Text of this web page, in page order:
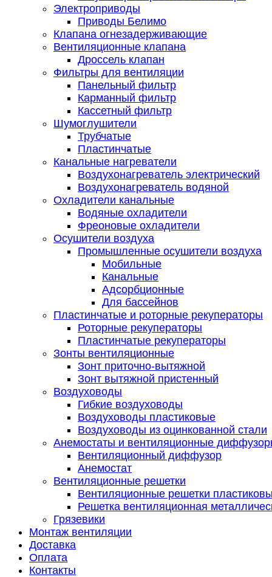
Электроприводы
Приводы Белимо
Клапана огнезадерживающие
Вентиляционные клапана
Дроссель клапан
Фильтры для вентиляции
Панельный фильтр
Карманный фильтр
Кассетный фильтр
Шумоглушители
Трубчатые
Пластинчатые
Канальные нагреватели
Воздухонагреватель электрический
Воздухонагреватель водяной
Охладители канальные
Водяные охладители
Фреоновые охладители
Осушители воздуха
Промышленные осушители воздуха
Мобильные
Канальные
Адсорбционные
Для бассейнов
Пластинчатые и роторные рекуператоры
Роторные рекуператоры
Пластинчатые рекуператоры
Зонты вентиляционные
Зонт приточно-вытяжной
Зонт вытяжной пристенный
Воздуховоды
Гибкие воздуховоды
Воздуховоды пластиковые
Воздуховоды из оцинкованной стали
Анемостаты и вентиляционные
Вентиляционный диффузор
Анемостат
Вентиляционные решетки
Вентиляционные решетки
Решетка вентиляционная
Грязевики
Монтаж вентиляции
Доставка
Оплата
Контакты